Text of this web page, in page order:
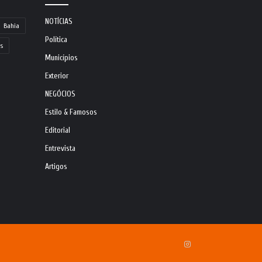
Bahia
NOTÍCIAS
Política
Municípios
Exterior
NEGÓCIOS
Estilo & Famosos
Editorial
Entrevista
Artigos
Instagram